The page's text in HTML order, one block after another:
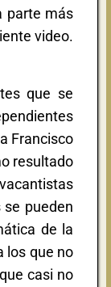
parte más
video.
que se
Francisco
resultado
pueden
de la
los que no
casi no